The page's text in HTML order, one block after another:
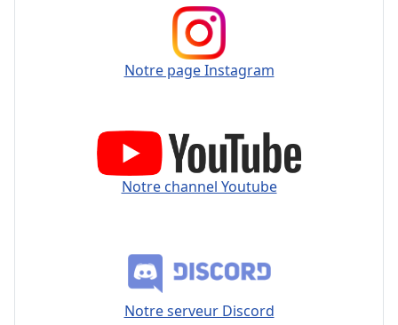
Notre page Instagram
Notre channel Youtube
Notre serveur Discord